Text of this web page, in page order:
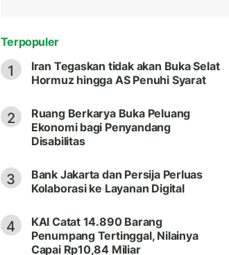
Terpopuler
1
Iran Tegaskan tidak akan Buka Selat
Hormuz hingga AS Penuhi Syarat
2
Ruang Berkarya Buka Peluang
Ekonomi bagi Penyandang
Disabilitas
3
Bank Jakarta dan Persija Perluas
Kolaborasi ke Layanan Digital
4
KAI Catat 14.890 Barang
Penumpang Tertinggal, Nilainya
Capai Rp10,84 Miliar